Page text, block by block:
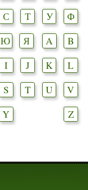
С Т У
Ф
Ю Я A
B
I J K
L
S T U
V
Y Z